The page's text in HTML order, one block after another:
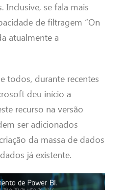
Inclusive, se fala mais
de filtragem “On
atualmente a
todos, durante recentes
deu início a
recurso na versão
ser adicionados
da massa de dados
já existente.